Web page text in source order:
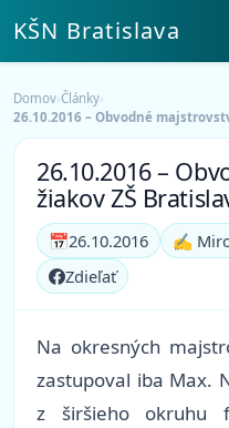
KŠN Bratislava
Domov›Články›
26.10.2016 – Obvodné
26.10.2016 –
žiakov ZŠ
📅26.10.2016 ✍️
Zdieľať
Na okresných
zastupoval iba Max.
z širšieho okruhu